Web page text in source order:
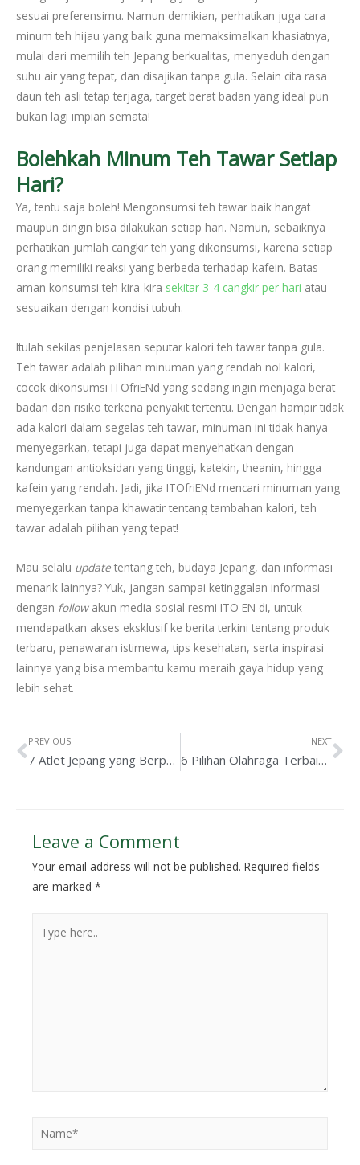
sesuai preferensimu. Namun demikian, perhatikan juga cara
minum teh hijau yang baik guna memaksimalkan khasiatnya,
mulai dari memilih teh Jepang berkualitas, menyeduh dengan
suhu air yang tepat, dan disajikan tanpa gula. Selain cita rasa
daun teh asli tetap terjaga, target berat badan yang ideal pun
bukan lagi impian semata!
Bolehkah Minum Teh Tawar Setiap
Hari?
Ya, tentu saja boleh! Mengonsumsi teh tawar baik hangat
maupun dingin bisa dilakukan setiap hari. Namun, sebaiknya
perhatikan jumlah cangkir teh yang dikonsumsi, karena setiap
orang memiliki reaksi yang berbeda terhadap kafein. Batas
aman konsumsi teh kira-kira sekitar 3-4 cangkir per hari atau
sesuaikan dengan kondisi tubuh.
Itulah sekilas penjelasan seputar kalori teh tawar tanpa gula.
Teh tawar adalah pilihan minuman yang rendah nol kalori,
cocok dikonsumsi ITOfriENd yang sedang ingin menjaga berat
badan dan risiko terkena penyakit tertentu. Dengan hampir tidak
ada kalori dalam segelas teh tawar, minuman ini tidak hanya
menyegarkan, tetapi juga dapat menyehatkan dengan
kandungan antioksidan yang tinggi, katekin, theanin, hingga
kafein yang rendah. Jadi, jika ITOfriENd mencari minuman yang
menyegarkan tanpa khawatir tentang tambahan kalori, teh
tawar adalah pilihan yang tepat!
Mau selalu update tentang teh, budaya Jepang, dan informasi
menarik lainnya? Yuk, jangan sampai ketinggalan informasi
dengan follow akun media sosial resmi ITO EN di, untuk
mendapatkan akses eksklusif ke berita terkini tentang produk
terbaru, penawaran istimewa, tips kesehatan, serta inspirasi
lainnya yang bisa membantu kamu meraih gaya hidup yang
lebih sehat.
PREVIOUS
7 Atlet Jepang yang Berprestasi dan Mendunia, Dari Bulu Tangkis Hingga Bisbol
NEXT
6 Pilihan Olahraga Terbaik untuk Kesehatan Tulang dan Persendian
Leave a Comment
Your email address will not be published. Required fields
are marked *